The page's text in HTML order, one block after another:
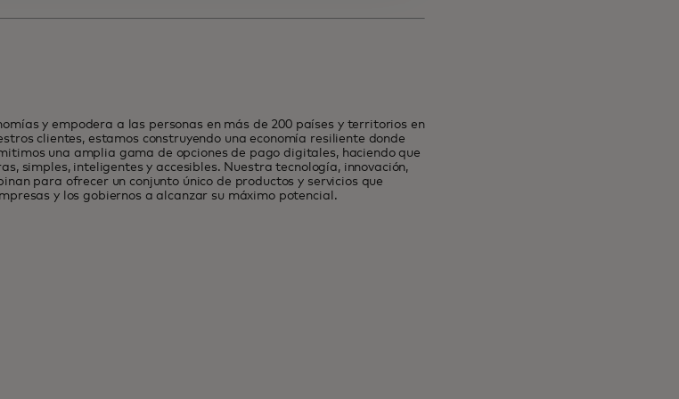
y empodera a las personas en más de 200 países y territorios en
clientes, estamos construyendo una economía resiliente donde
una amplia gama de opciones de pago digitales, haciendo que
simples, inteligentes y accesibles. Nuestra tecnología, innovación,
para ofrecer un conjunto único de productos y servicios que
y los gobiernos a alcanzar su máximo potencial.